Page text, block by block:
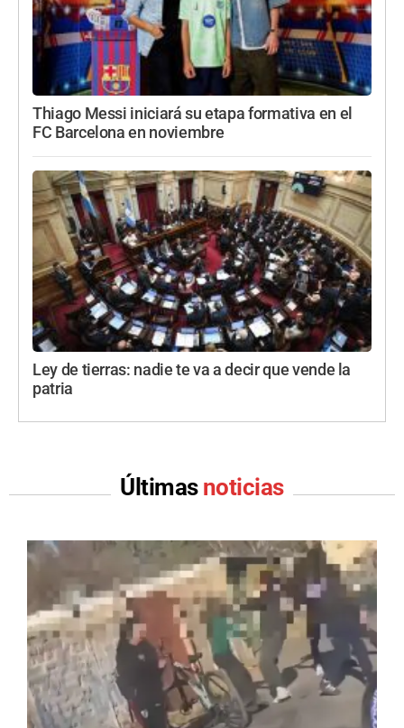
Thiago Messi iniciará su etapa formativa en el
FC Barcelona en noviembre
Ley de tierras: nadie te va a decir que vende la
patria
Últimas noticias